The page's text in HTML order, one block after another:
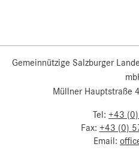
Gemeinnützige Salzburger
Müllner Hauptstraße
Tel: +43
Fax: +43 (0)
Email: